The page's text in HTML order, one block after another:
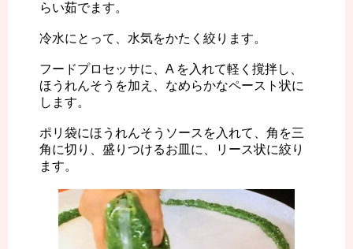
らい茹でます。
冷水にとって、水気をかたく絞ります。
フードプロセッサに、A を入れて軽く撹拌し、
ほうれんそうを加え、なめらかなペースト状に
します。
ポリ袋にほうれんそうソースを入れて、角を三
角に切り、盛りつけるお皿に、リース状に絞り
ます。